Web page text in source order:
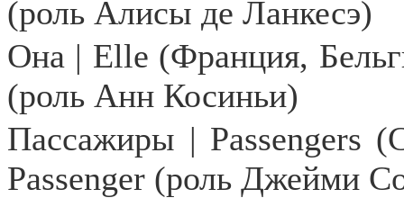
(роль Алисы де Ланкесэ)
Она | Elle (Франция,
(роль Анн Косиньи)
Пассажиры | Passengers
Passenger (роль Джейми